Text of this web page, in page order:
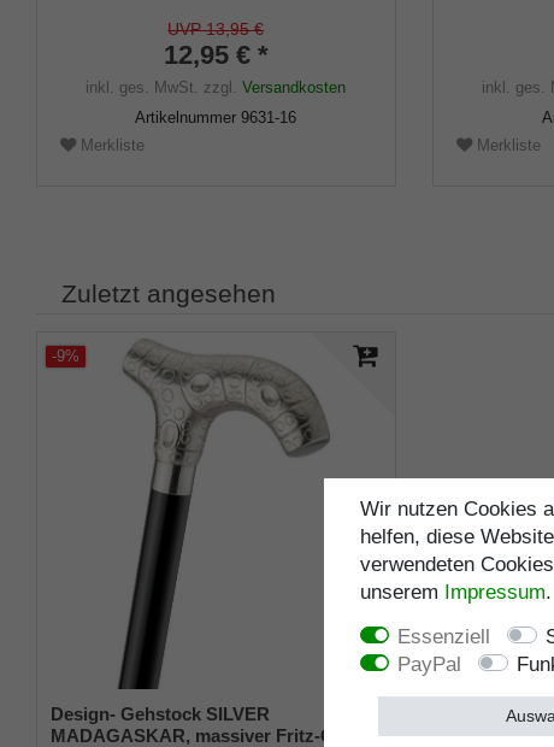
UVP 13,95 €
12,95 € *
inkl. ges. MwSt. zzgl.Versandkosten
Artikelnummer9631-16
Merkliste
inkl. ges.
Merkliste
Zuletzt angesehen
-9%
Design- Gehstock SILVER
MADAGASKAR, massiver Fritz-Griff
Wir nutzen Cookies
helfen, diese
verwendeten
unserem Impressum.
Essenziell
PayPal